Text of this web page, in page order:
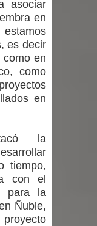
asociar
en
es decir
en
como
en
la
tiempo,
con el
para la
Ñuble,